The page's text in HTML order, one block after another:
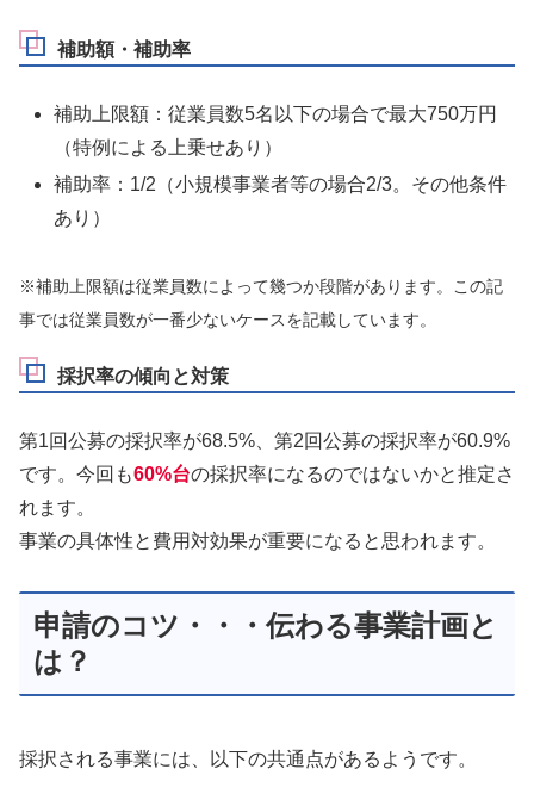
補助額・補助率
補助上限額：従業員数5名以下の場合で最大750万円
（特例による上乗せあり）
補助率：1/2（小規模事業者等の場合2/3。その他条件
あり）
※補助上限額は従業員数によって幾つか段階があります。この記
事では従業員数が一番少ないケースを記載しています。
採択率の傾向と対策
第1回公募の採択率が68.5%、第2回公募の採択率が60.9%
です。今回も60%台の採択率になるのではないかと推定さ
れます。
事業の具体性と費用対効果が重要になると思われます。
申請のコツ・・・伝わる事業計画と
は？
採択される事業には、以下の共通点があるようです。